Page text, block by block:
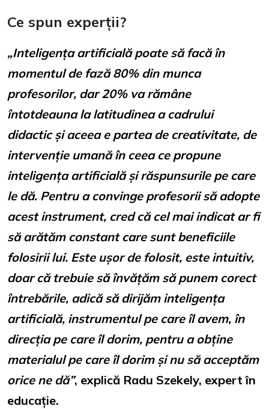
Ce spun experții?
„Inteligența artificială poate să facă în
momentul de fază 80% din munca
profesorilor, dar 20% va rămâne
întotdeauna la latitudinea a cadrului
didactic și aceea e partea de creativitate, de
intervenție umană în ceea ce propune
inteligența artificială și răspunsurile pe care
le dă. Pentru a convinge profesorii să adopte
acest instrument, cred că cel mai indicat ar fi
să arătăm constant care sunt beneficiile
folosirii lui. Este ușor de folosit, este intuitiv,
doar că trebuie să învățăm să punem corect
întrebările, adică să dirijăm inteligența
artificială, instrumentul pe care îl avem, în
direcția pe care îl dorim, pentru a obține
materialul pe care îl dorim și nu să acceptăm
orice ne dă”, explică Radu Szekely, expert în
educație.